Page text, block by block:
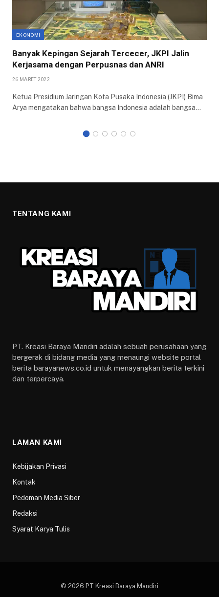
EKONOMI
Banyak Kepingan Sejarah Tercecer, JKPI Jalin
Kerjasama dengan Perpusnas dan ANRI
26 MARET 2022
Ketua Presidium Jaringan Kota Pusaka Indonesia (JKPI) Bima
Arya mengatakan bahwa bangsa Indonesia adalah bangsa…
TENTANG KAMI
PT. Kreasi Baraya Mandiri adalah sebuah perusahaan yang
bergerak di bidang media yang menaungi website portal
berita barayanews.co.id untuk menayangkan berita terkini
dan terpercaya.
LAMAN KAMI
Kebijakan Privasi
Kontak
Pedoman Media Siber
Redaksi
Syarat Karya Tulis
© 2026 PT Kreasi Baraya Mandiri